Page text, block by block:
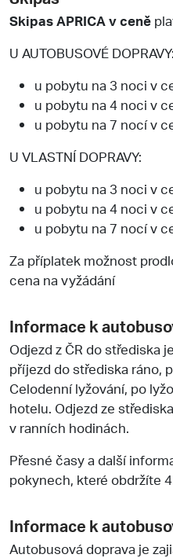
Skipas APRICA v ceně
U AUTOBUSOVÉ DOPRAVY:
u pobytu na 3 noci v
u pobytu na 4 noci v
u pobytu na 7 nocí v
U VLASTNÍ DOPRAVY:
u pobytu na 3 noci v
u pobytu na 4 noci v
u pobytu na 7 nocí v
Za příplatek možnost
cena na vyžádání
Informace k
Odjezd z ČR do střediska
příjezd do střediska ráno,
Celodenní lyžování, po
hotelu. Odjezd ze
v ranních hodinách.
Přesné časy a další
pokynech, které obdržíte
Informace k
Autobusová doprava je